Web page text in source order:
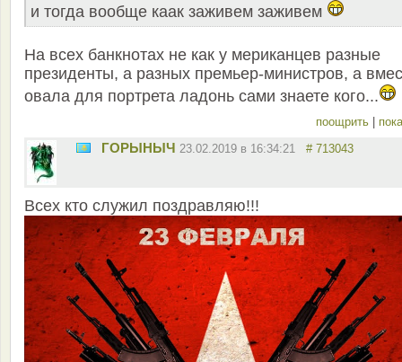
и тогда вообще каак заживем заживем
На всех банкнотах не как у мериканцев разные
президенты, а разных премьер-министров, а
овала для портрета ладонь сами знаете кого...
поощрить
ГОРЫНЫЧ 23.02.2019 в 16:34:21 # 713043
Всех кто служил поздравляю!!!